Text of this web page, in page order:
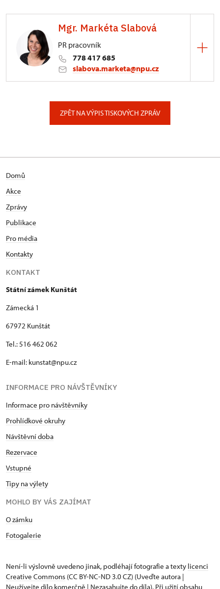
Mgr. Markéta Slabová
PR pracovník
778 417 685
slabova.marketa@npu.cz
ZPĚT NA VÝPIS TISKOVÝCH ZPRÁV
Domů
Akce
Zprávy
Publikace
Pro média
Kontakty
KONTAKT
Státní zámek Kunštát
Zámecká 1
67972 Kunštát
Tel.: 516 462 062
E-mail: kunstat@npu.cz
INFORMACE PRO NÁVŠTĚVNÍKY
Informace pro návštěvníky
Prohlídkové okruhy
Návštěvní doba
Rezervace
Vstupné
Tipy na výlety
MOHLO BY VÁS ZAJÍMAT
O zámku
Fotogalerie
Není-li výslovně uvedeno jinak, podléhají fotografie a texty licenci
Creative Commons (CC BY-NC-ND 3.0 CZ) (Uveďte autora |
Neužívejte dílo komerčně | Nezasahujte do díla). Při užití obsahu